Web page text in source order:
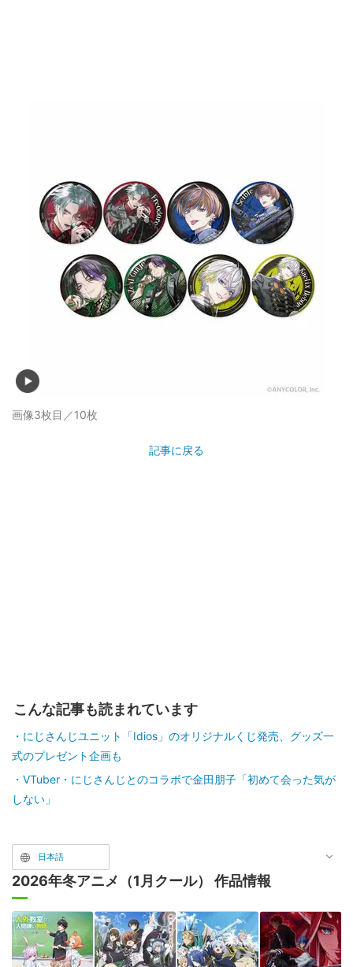
画像3枚目／10枚
記事に戻る
こんな記事も読まれています
にじさんじユニット「Idios」のオリジナルくじ発売、グッズ一
式のプレゼント企画も
VTuber・にじさんじとのコラボで金田朋子「初めて会った気が
しない」
日本語
2026年冬アニメ（1月クール） 作品情報